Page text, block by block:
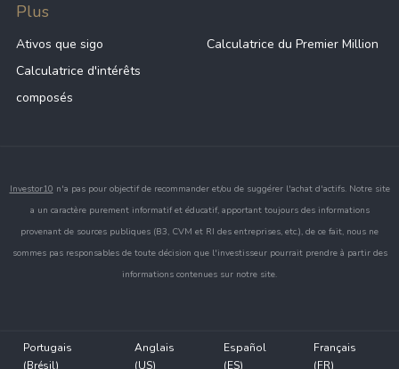
Plus
Ativos que sigo
Calculatrice du Premier Million
Calculatrice d'intérêts
composés
Investor10 n'a pas pour objectif de recommander et/ou de suggérer l'achat d'actifs. Notre site
a un caractère purement informatif et éducatif, apportant toujours des informations
provenant de sources publiques (B3, CVM et RI des entreprises, etc.), de ce fait, nous ne
sommes pas responsables de toute décision que l'investisseur pourrait prendre à partir des
informations contenues sur notre site.
Portugais
(Brésil)
Anglais
(US)
Español
(ES)
Français
(FR)